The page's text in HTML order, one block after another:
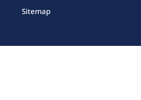
Sitemap